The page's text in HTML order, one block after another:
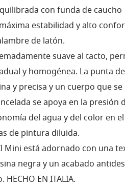
con funda de caucho
estabilidad y alto
de latón.
suave al tacto,
y homogénea. La punta
y precisa y un cuerpo que se
se apoya en la presión
del agua y del color en
de pintura diluida.
está adornado con una
negra y un acabado
EN ITALIA.